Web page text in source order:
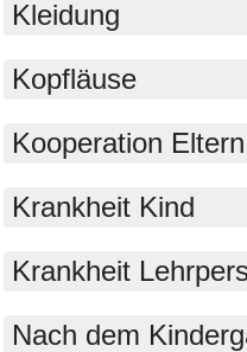
Kleidung
Kopfläuse
Kooperation
Krankheit Kind
Krankheit
Nach dem